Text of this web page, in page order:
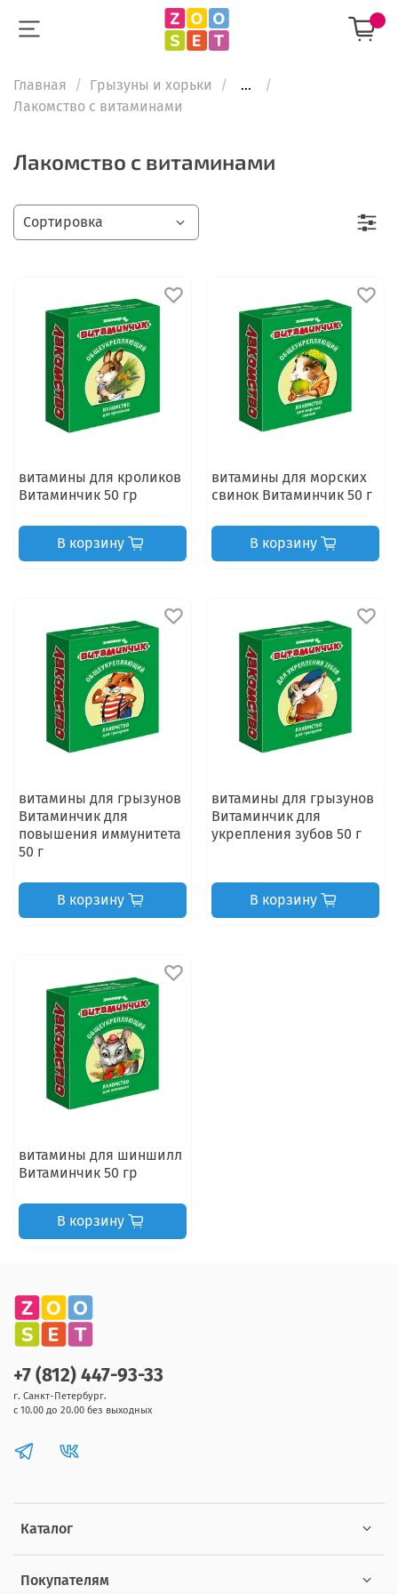
Главная Грызуны и хорьки
...
Лакомство с витаминами
Лакомство с витаминами
витамины для кроликов
Витаминчик 50 гр
В корзину
витамины для морских
свинок Витаминчик 50 г
В корзину
витамины для грызунов
Витаминчик для
повышения иммунитета
50 г
В корзину
витамины для грызунов
Витаминчик для
укрепления зубов 50 г
В корзину
витамины для шиншилл
Витаминчик 50 гр
В корзину
Каталог
Покупателям
+7 (812) 447-93-33
г. Санкт-Петербург.
с 10.00 до 20.00 без выходных